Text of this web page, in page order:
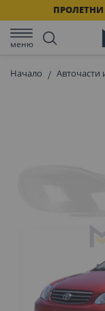
ПРОЛЕТНИ
меню
Начало Авточасти